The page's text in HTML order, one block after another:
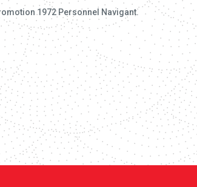
1972 Personnel Navigant.